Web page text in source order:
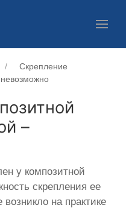
Скрепление
–
у композитной
скрепления ее
на практике